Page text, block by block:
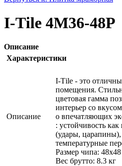
I-Тilе 4M36-48P
Описание
Характеристики
Описание
I-Тilе - это
помещения.
цветовая гамма
интерьер со
о впечатляющих
: устойчивость
(удары, царапины),
температурные
Размер чипа:
Вес брутто: 8.3 кг